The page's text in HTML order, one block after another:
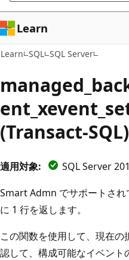
キ
ッ
プ
Learn
Learn SQL SQL Server
(Transact-SQL)
適用対象:
SQL Server
Smart Admn でサポートされ
に 1 行を返します。
この関数を使用して、現在
認して、構成可能なイベント